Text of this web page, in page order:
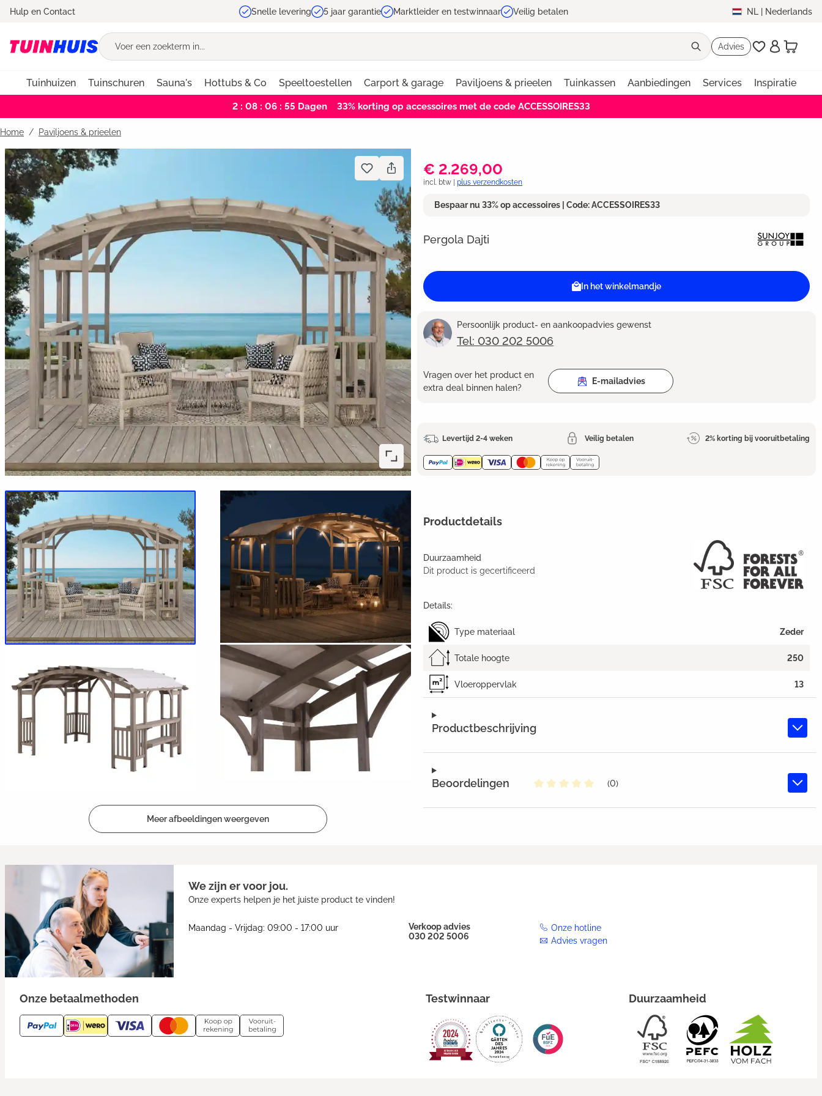
Ga naar de hoofdnavigatie
Hulp en Contact Snelle levering 5 jaar garantie Marktleider en testwinnaar Veilig betalen NL | Nederlands
Advies
Tuinhuizen Tuinschuren Sauna's Hottubs & Co Speeltoestellen Carport & garage Paviljoens & prieelen Tuinkassen Aanbiedingen Services Inspiratie
2 : 08 : 06 : 54 Dagen 33% korting op accessoires met de code ACCESSOIRES33
Home Paviljoens & prieelen
Bildergalerie überspringen
Meer afbeeldingen weergeven
€ 2.269,00
incl. btw | plus verzendkosten
Bespaar nu 33% op accessoires | Code: ACCESSOIRES33
Pergola Dajti
In het winkelmandje
Persoonlijk product- en aankoopadvies gewenst
Tel: 030 202 5006
Vragen over het product en
extra deal binnen halen?
E-mailadvies
Levertijd 2-4 weken Veilig betalen 2% korting bij vooruitbetaling
Productbeschrijving
Beoordelingen
(0)
Productdetails
Duurzaamheid
Dit product is gecertificeerd
Details:
Type materiaal Zeder
Totale hoogte 250
Vloeroppervlak 13
We zijn er voor jou.
Onze experts helpen je het juiste product te vinden!
Maandag - Vrijdag: 09:00 - 17:00 uur
Verkoop advies
030 202 5006
Onze hotline
Advies vragen
Onze betaalmethoden Testwinnaar Duurzaamheid